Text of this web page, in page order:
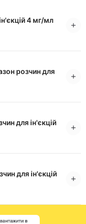
4 мг/мл
розчин для
для ін'єкцій
для ін'єкцій